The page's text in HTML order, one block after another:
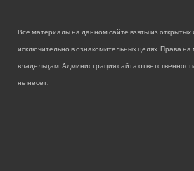
Все материалы на данном сайте взяты из открытых
исключительно в ознакомительных целях. Права
владельцам. Администрация сайта
не несет.